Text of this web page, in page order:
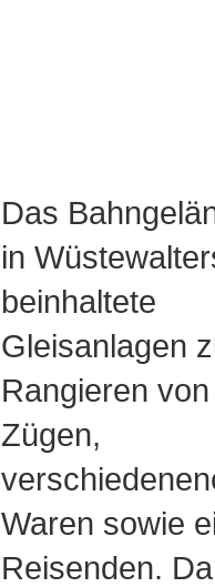
Das
in
beinhaltete
Gleisanlagen
Rangieren von
Zügen,
Waren sowie
Reisenden.